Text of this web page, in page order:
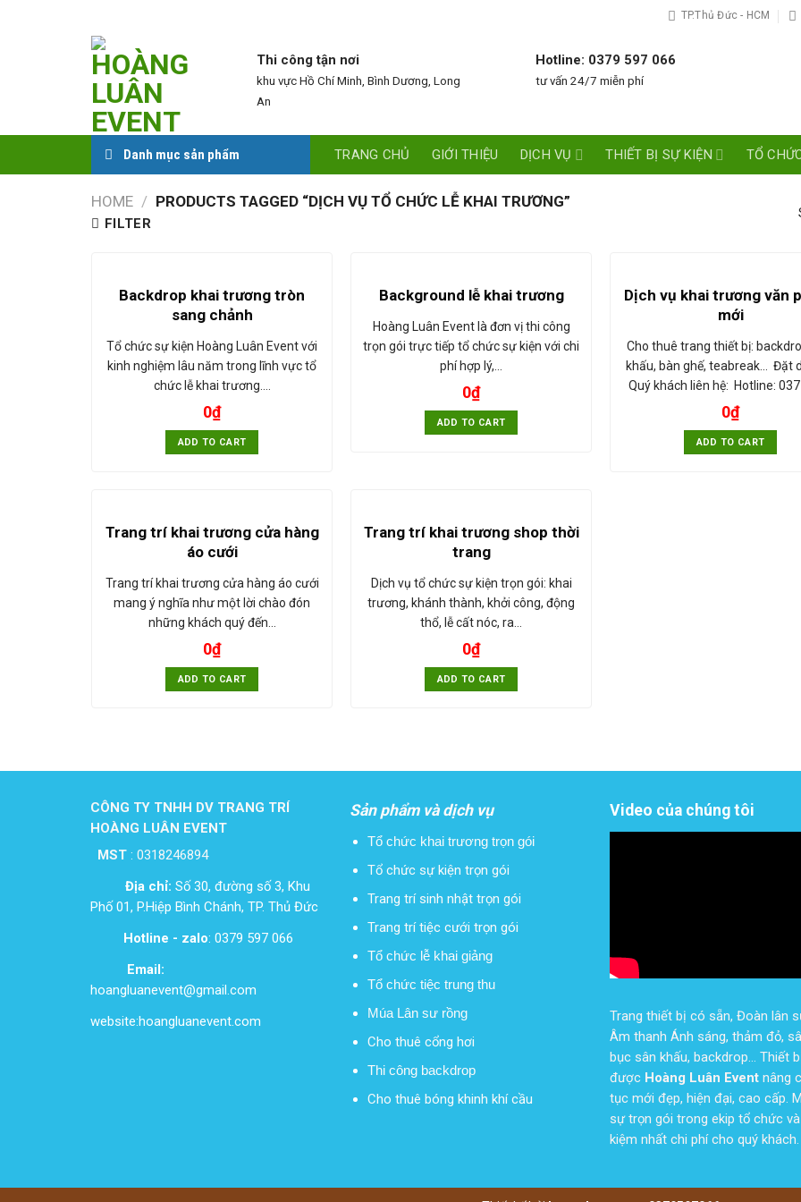
TP.Thủ Đức - HCM
Thi công tận nơi
khu vực Hồ Chí Minh, Bình Dương, Long
An
Hotline: 0379 597 066
tư vấn 24/7 miễn phí
Danh mục sản phẩm TRANG CHỦ GIỚI THIỆU DỊCH VỤ THIẾT BỊ SỰ KIỆN TỔ
HOME / PRODUCTS TAGGED “DỊCH VỤ TỔ CHỨC LỄ KHAI TRƯƠNG”
FILTER
Backdrop khai trương tròn
sang chảnh
Tổ chức sự kiện Hoàng Luân Event với
kinh nghiệm lâu năm trong lĩnh vực tổ
chức lễ khai trương.…
0₫
ADD TO CART
Background lễ khai trương
Hoàng Luân Event là đơn vị thi công
trọn gói trực tiếp tổ chức sự kiện với chi
phí hợp lý,…
0₫
ADD TO CART
Dịch vụ khai trương văn
mới
Cho thuê trang thiết bị:
khấu, bàn ghế, teabreak... Đặt
Quý khách liên hệ: Hotline: 037
0₫
ADD TO CART
Trang trí khai trương cửa hàng
áo cưới
Trang trí khai trương cửa hàng áo cưới
mang ý nghĩa như một lời chào đón
những khách quý đến…
0₫
ADD TO CART
Trang trí khai trương shop thời
trang
Dịch vụ tổ chức sự kiện trọn gói: khai
trương, khánh thành, khởi công, động
thổ, lễ cất nóc, ra…
0₫
ADD TO CART
CÔNG TY TNHH DV TRANG TRÍ
HOÀNG LUÂN EVENT
MST: 0318246894
Địa chỉ: Số 30, đường số 3, Khu
Phố 01, P.Hiệp Bình Chánh, TP. Thủ Đức
Hotline - zalo: 0379 597 066
Email:
hoangluanevent@gmail.com
website:hoangluanevent.com
Sản phẩm và dịch vụ
Tổ chức khai trương trọn gói
Tổ chức sự kiện trọn gói
Trang trí sinh nhật trọn gói
Trang trí tiệc cưới trọn gói
Tổ chức lễ khai giảng
Tổ chức tiệc trung thu
Múa Lân sư rồng
Cho thuê cổng hơi
Thi công backdrop
Cho thuê bóng khinh khí cầu
Video của chúng tôi
Trang thiết bị có sẵn, Đoàn lân
Âm thanh Ánh sáng, thảm đỏ,
bục sân khấu, backdrop... Thiết
được Hoàng Luân Eventnâng
tục mới đẹp, hiện đại, cao cấp.
sự trọn gói trong ekip tổ chức
kiệm nhất chi phí cho quý khách.